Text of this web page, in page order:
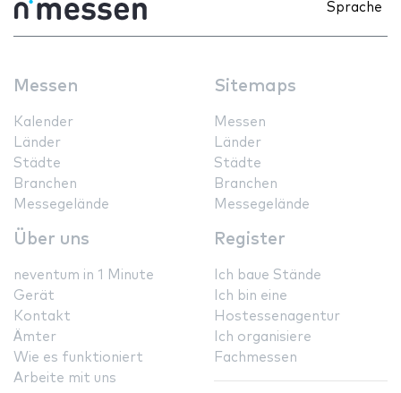
Sprache
Messen
Kalender
Länder
Städte
Branchen
Messegelände
Sitemaps
Messen
Länder
Städte
Branchen
Messegelände
Über uns
neventum in 1 Minute
Gerät
Kontakt
Ämter
Wie es funktioniert
Arbeite mit uns
Register
Ich baue Stände
Ich bin eine
Hostessenagentur
Ich organisiere
Fachmessen